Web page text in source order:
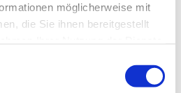
möglicherweise mit
die Sie ihnen bereitgestellt